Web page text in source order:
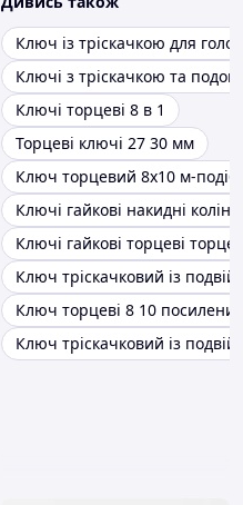
Ключ із тріскачкою для
Ключі з тріскачкою та
Ключі торцеві 8 в 1
Торцеві ключі 27 30 мм
Ключ торцевий 8х10 м-
Ключі гайкові накидні
Ключі гайкові торцеві
Ключ тріскачковий із
Ключ торцеві 8 10
Ключ тріскачковий із